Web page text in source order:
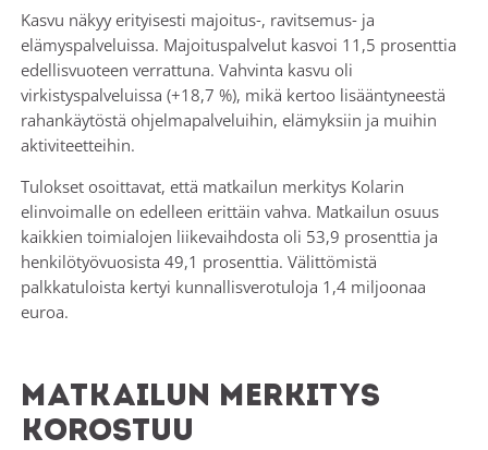
Kasvu näkyy erityisesti majoitus-, ravitsemus- ja
elämyspalveluissa. Majoituspalvelut kasvoi 11,5 prosenttia
edellisvuoteen verrattuna. Vahvinta kasvu oli
virkistyspalveluissa (+18,7 %), mikä kertoo lisääntyneestä
rahankäytöstä ohjelmapalveluihin, elämyksiin ja muihin
aktiviteetteihin.
Tulokset osoittavat, että matkailun merkitys Kolarin
elinvoimalle on edelleen erittäin vahva. Matkailun osuus
kaikkien toimialojen liikevaihdosta oli 53,9 prosenttia ja
henkilötyövuosista 49,1 prosenttia. Välittömistä
palkkatuloista kertyi kunnallisverotuloja 1,4 miljoonaa
euroa.
Matkailun merkitys
korostuu